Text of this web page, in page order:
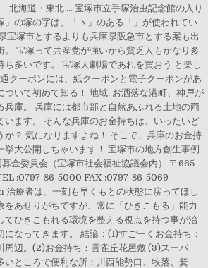
北海道・東北 ... 宝塚市立手塚治虫記念館の入り
」の塚の字は、「ヽ」のある「」が使われてい
宝塚市とするよりも兵庫県阪急市とする案も出
。 宝塚って共産党が強いから貧乏人もかなり多
ち多いです。 宝塚大劇場であれを買おう ️と楽し
クーポンには、紙クーポンと電子クーポンがあ
ついて初めて知る！ 地域. お洒落な港町、神戸が
兵庫。 兵庫には都市部と自然あふれる土地の両
います。 そんな兵庫のお金持ちは、いったいど
か？ 気になりますよね！ そこで、兵庫のお金持
挙大公開しちゃいます！ 宝塚市の地方創生事例
金委員会（宝塚市社会福祉協議会内） 〒665-
:0797-86-5000 FAX :0797-86-5069
療者は、一刻も早くもとの状態に戻ってほし
をあせりがちですが、常に「ひきこもる」能力
てひきこもれる環境を整える視点を持つ事が治
なってきます。 結論：(1)すごーくお金持ち：
周辺。(2)お金持ち：雲雀丘花屋敷 (3)スーパ
いところで便利な所：川西能勢口、牧落、箕